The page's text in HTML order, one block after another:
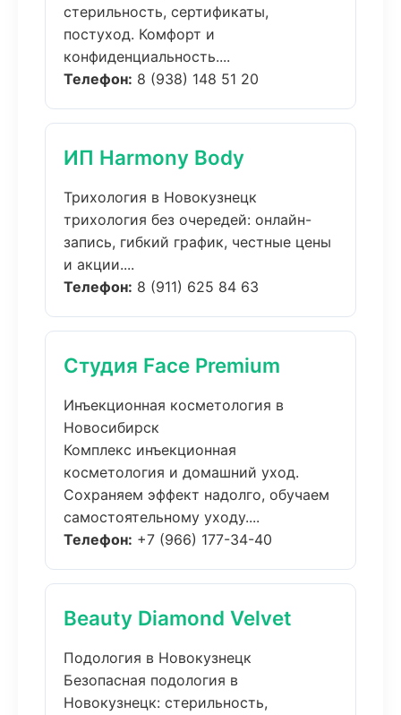
стерильность, сертификаты,
постуход. Комфорт и
конфиденциальность....
Телефон: 8 (938) 148 51 20
ИП Harmony Body
Трихология в Новокузнецк
трихология без очередей: онлайн-
запись, гибкий график, честные цены
и акции....
Телефон: 8 (911) 625 84 63
Студия Face Premium
Инъекционная косметология в
Новосибирск
Комплекс инъекционная
косметология и домашний уход.
Сохраняем эффект надолго, обучаем
самостоятельному уходу....
Телефон: +7 (966) 177-34-40
Beauty Diamond Velvet
Подология в Новокузнецк
Безопасная подология в
Новокузнецк: стерильность,